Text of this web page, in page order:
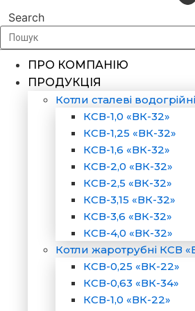
Search
ПРО КОМПАНІЮ
ПРОДУКЦІЯ
Котли сталеві
КСВ-1,0 «ВК-32»
КСВ-1,25 «ВК-32»
КСВ-1,6 «ВК-32»
КСВ-2,0 «ВК-32»
КСВ-2,5 «ВК-32»
КСВ-3,15 «ВК-32»
КСВ-3,6 «ВК-32»
КСВ-4,0 «ВК-32»
Котли жаротрубні КСВ
КСВ-0,25 «ВК-22»
КСВ-0,63 «ВК-34»
КСВ-1,0 «ВК-22»